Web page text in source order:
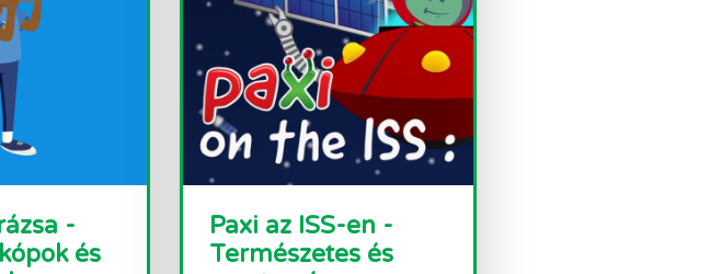
-
és
Paxi az ISS-en -
Természetes és